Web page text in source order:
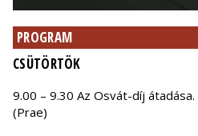
PROGRAM
CSÜTÖRTÖK
9.00 – 9.30 Az Osvát-díj
(Prae)